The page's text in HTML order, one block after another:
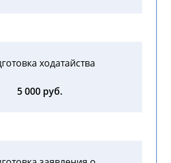
ходатайства
5 000 руб.